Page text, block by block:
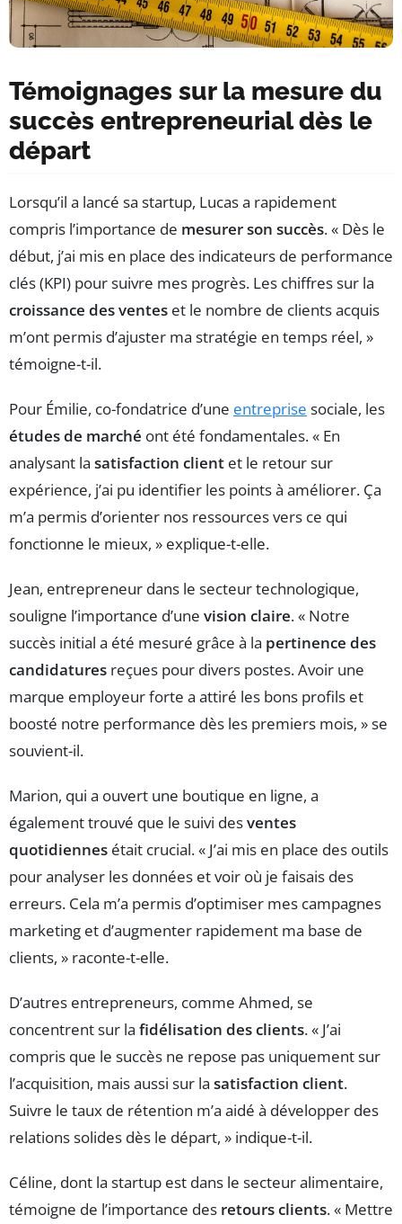
Témoignages sur la mesure du
succès entrepreneurial dès le
départ
Lorsqu’il a lancé sa startup, Lucas a rapidement
compris l’importance de mesurer son succès. « Dès le
début, j’ai mis en place des indicateurs de performance
clés (KPI) pour suivre mes progrès. Les chiffres sur la
croissance des ventes et le nombre de clients acquis
m’ont permis d’ajuster ma stratégie en temps réel, »
témoigne-t-il.
Pour Émilie, co-fondatrice d’une entreprise sociale, les
études de marché ont été fondamentales. « En
analysant la satisfaction client et le retour sur
expérience, j’ai pu identifier les points à améliorer. Ça
m’a permis d’orienter nos ressources vers ce qui
fonctionne le mieux, » explique-t-elle.
Jean, entrepreneur dans le secteur technologique,
souligne l’importance d’une vision claire. « Notre
succès initial a été mesuré grâce à la pertinence des
candidatures reçues pour divers postes. Avoir une
marque employeur forte a attiré les bons profils et
boosté notre performance dès les premiers mois, » se
souvient-il.
Marion, qui a ouvert une boutique en ligne, a
également trouvé que le suivi desventes
quotidiennes était crucial. « J’ai mis en place des outils
pour analyser les données et voir où je faisais des
erreurs. Cela m’a permis d’optimiser mes campagnes
marketing et d’augmenter rapidement ma base de
clients, » raconte-t-elle.
D’autres entrepreneurs, comme Ahmed, se
concentrent sur la fidélisation des clients. « J’ai
compris que le succès ne repose pas uniquement sur
l’acquisition, mais aussi sur la satisfaction client.
Suivre le taux de rétention m’a aidé à développer des
relations solides dès le départ, » indique-t-il.
Céline, dont la startup est dans le secteur alimentaire,
témoigne de l’importance des retours clients. « Mettre